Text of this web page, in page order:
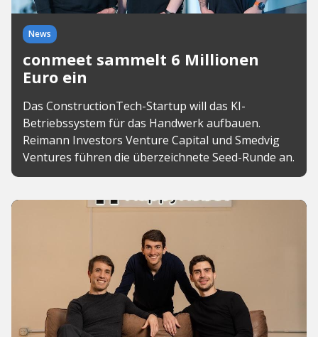
News
conmeet sammelt 6 Millionen
Euro ein
Das ConstructionTech-Startup will das KI-
Betriebssystem für das Handwerk aufbauen.
Reimann Investors Venture Capital und Smedvig
Ventures führen die überzeichnete Seed-Runde an.